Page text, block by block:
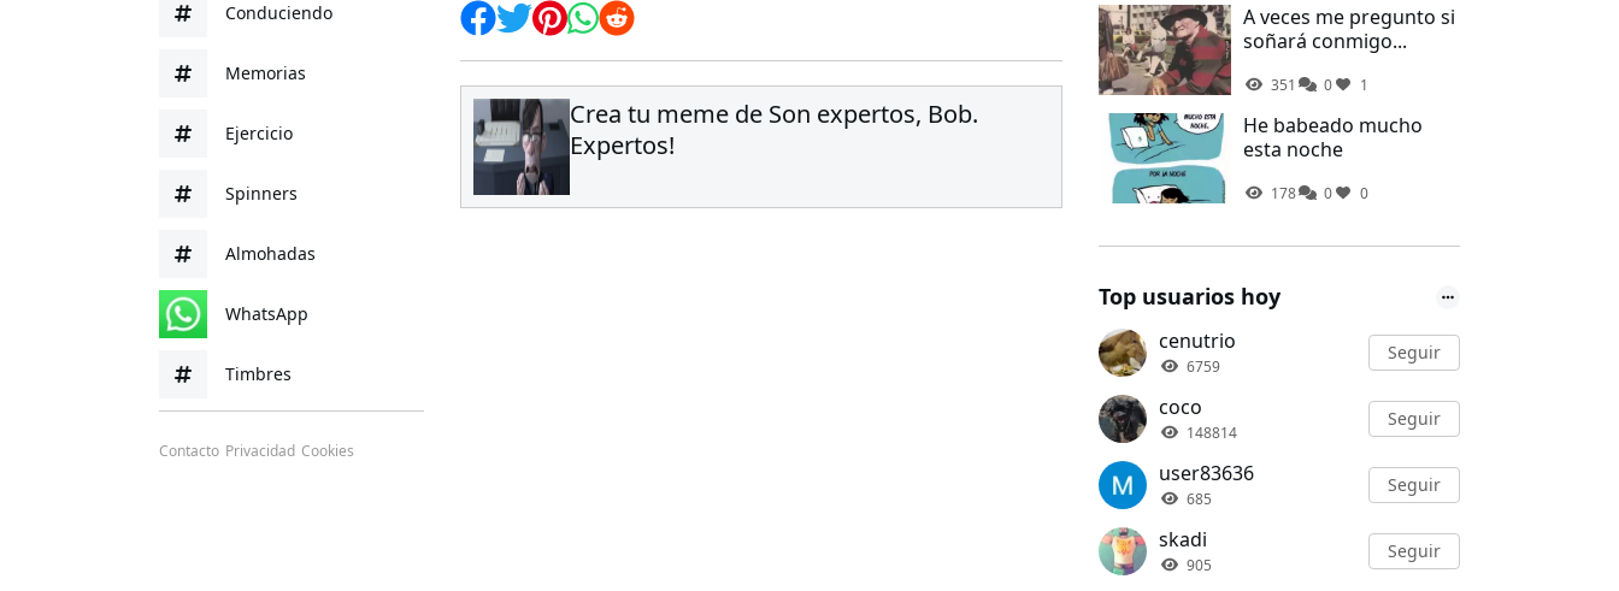
Conduciendo
Memorias
Ejercicio
Spinners
Almohadas
WhatsApp
Timbres
Contacto Privacidad Cookies
Crea tu meme de Son expertos, Bob.
Expertos!
A veces me pregunto si
soñará conmigo...
351 0 1
He babeado mucho
esta noche
178 0 0
Top usuarios hoy
cenutrio
6759
Seguir
coco
148814
Seguir
user83636
685
Seguir
skadi
905
Seguir